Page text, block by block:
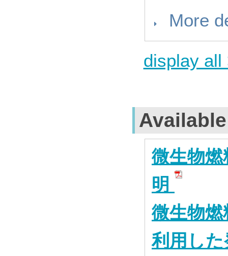
More
display all
微生物
明
微生物
利用した